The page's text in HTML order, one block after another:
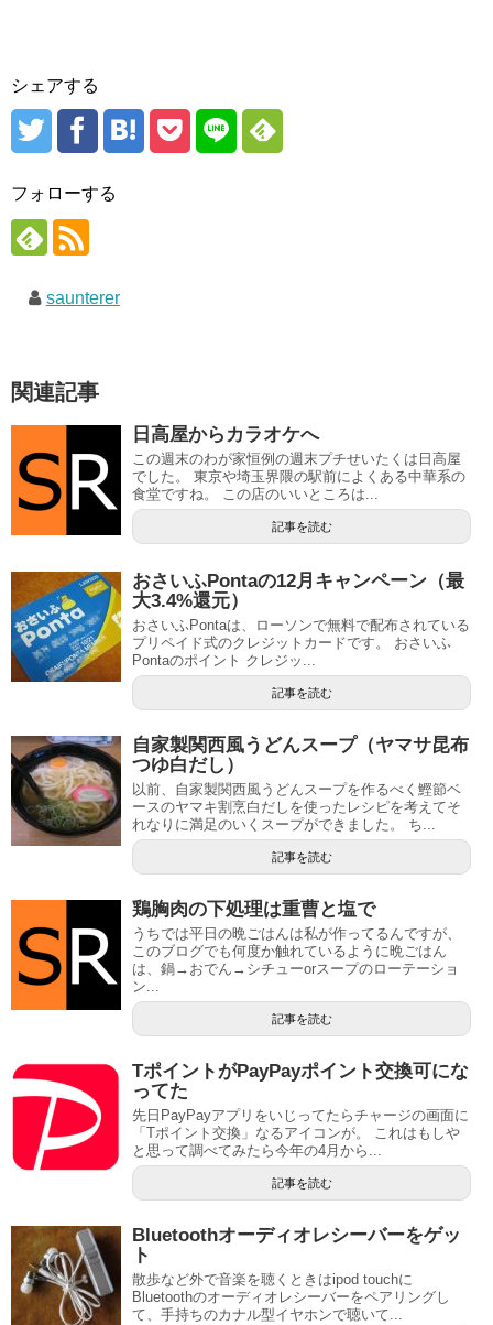
シェアする
フォローする
saunterer
関連記事
日高屋からカラオケへ
この週末のわが家恒例の週末プチせいたくは日高屋
でした。 東京や埼玉界隈の駅前によくある中華系の
食堂ですね。 この店のいいところは...
記事を読む
おさいふPontaの12月キャンペーン（最
大3.4%還元）
おさいふPontaは、ローソンで無料で配布されている
プリペイド式のクレジットカードです。 おさいふ
Pontaのポイント クレジッ...
記事を読む
自家製関西風うどんスープ（ヤマサ昆布
つゆ白だし）
以前、自家製関西風うどんスープを作るべく鰹節ベ
ースのヤマキ割烹白だしを使ったレシピを考えてそ
れなりに満足のいくスープができました。 ち...
記事を読む
鶏胸肉の下処理は重曹と塩で
うちでは平日の晩ごはんは私が作ってるんですが、
このブログでも何度か触れているように晩ごはん
は、鍋→おでん→シチューorスープのローテーショ
ン...
記事を読む
TポイントがPayPayポイント交換可にな
ってた
先日PayPayアプリをいじってたらチャージの画面に
「Tポイント交換」なるアイコンが。 これはもしや
と思って調べてみたら今年の4月から...
記事を読む
Bluetoothオーディオレシーバーをゲッ
ト
散歩など外で音楽を聴くときはipod touchに
Bluetoothのオーディオレシーバーをペアリングし
て、手持ちのカナル型イヤホンで聴いて...